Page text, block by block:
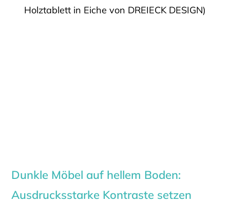
Holztablett in Eiche von DREIECK DESIGN)
Dunkle Möbel auf hellem Boden:
Ausdrucksstarke Kontraste setzen